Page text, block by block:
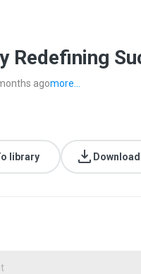
Redefining
agomore...
library Download